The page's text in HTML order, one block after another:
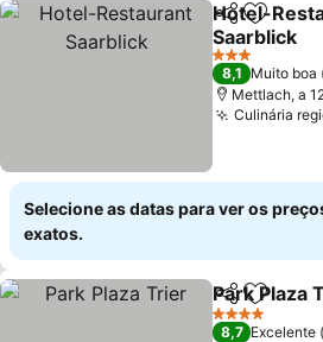
Partilhar
Hotel-
Saarblick
3 Estrelas
8,1 Muito boa
Mettlach, a
Culinária
Selecione as datas para ver os
exatos.
Partilhar
Park Plaza
4 Estrelas
8,7 Excelente